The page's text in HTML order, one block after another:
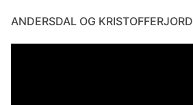
ANDERSDAL OG KRISTOFFERJORD